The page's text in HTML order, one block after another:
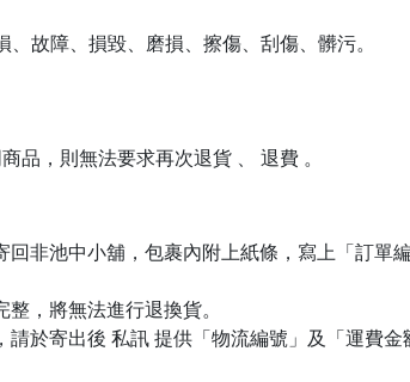
故障、損毀、磨損、擦傷、刮傷、髒污。
品，則無法要求再次退貨 、 退費 。
非池中小舖，包裹內附上紙條，寫上「訂單
，將無法進行退換貨。
於寄出後 私訊 提供「物流編號」及「運費